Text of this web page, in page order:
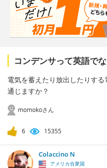
コンデンサって英語で
電気を蓄えたり放出したりす
通じますか？
momokoさん
6 15355
Colaccino N
アメリカ合衆国